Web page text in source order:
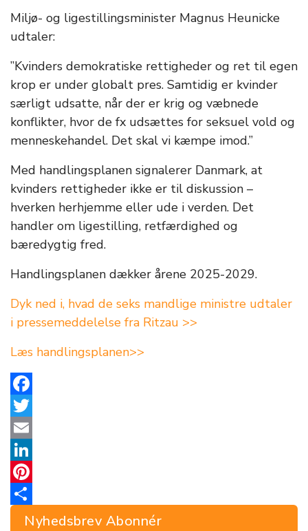
Miljø- og ligestillingsminister Magnus Heunicke
udtaler:
”Kvinders demokratiske rettigheder og ret til egen
krop er under globalt pres. Samtidig er kvinder
særligt udsatte, når der er krig og væbnede
konflikter, hvor de fx udsættes for seksuel vold og
menneskehandel. Det skal vi kæmpe imod.”
Med handlingsplanen signalerer Danmark, at
kvinders rettigheder ikke er til diskussion –
hverken herhjemme eller ude i verden. Det
handler om ligestilling, retfærdighed og
bæredygtig fred.
Handlingsplanen dækker årene 2025-2029.
Dyk ned i, hvad de seks mandlige ministre udtaler
i pressemeddelelse fra Ritzau >>
Læs handlingsplanen>>
Facebook
Twitter
Email
LinkedIn
Pinterest
Share
Nyhedsbrev Abonnér